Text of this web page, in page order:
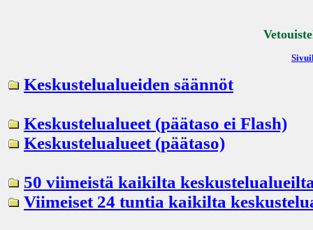
Keskustelualueiden säännöt
Keskustelualueet (päätaso ei Flash)
Keskustelualueet (päätaso)
50 viimeistä kaikilta
Viimeiset 24 tuntia kaikilta